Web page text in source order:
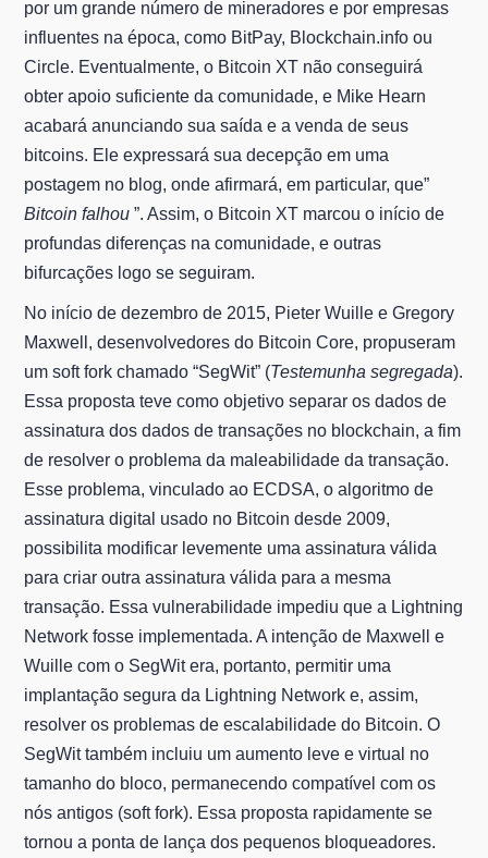
por um grande número de mineradores e por empresas
influentes na época, como BitPay, Blockchain.info ou
Circle. Eventualmente, o Bitcoin XT não conseguirá
obter apoio suficiente da comunidade, e Mike Hearn
acabará anunciando sua saída e a venda de seus
bitcoins. Ele expressará sua decepção em uma
postagem no blog, onde afirmará, em particular, que”
Bitcoin falhou ”. Assim, o Bitcoin XT marcou o início de
profundas diferenças na comunidade, e outras
bifurcações logo se seguiram.
No início de dezembro de 2015, Pieter Wuille e Gregory
Maxwell, desenvolvedores do Bitcoin Core, propuseram
um soft fork chamado “SegWit” (Testemunha segregada).
Essa proposta teve como objetivo separar os dados de
assinatura dos dados de transações no blockchain, a fim
de resolver o problema da maleabilidade da transação.
Esse problema, vinculado ao ECDSA, o algoritmo de
assinatura digital usado no Bitcoin desde 2009,
possibilita modificar levemente uma assinatura válida
para criar outra assinatura válida para a mesma
transação. Essa vulnerabilidade impediu que a Lightning
Network fosse implementada. A intenção de Maxwell e
Wuille com o SegWit era, portanto, permitir uma
implantação segura da Lightning Network e, assim,
resolver os problemas de escalabilidade do Bitcoin. O
SegWit também incluiu um aumento leve e virtual no
tamanho do bloco, permanecendo compatível com os
nós antigos (soft fork). Essa proposta rapidamente se
tornou a ponta de lança dos pequenos bloqueadores.